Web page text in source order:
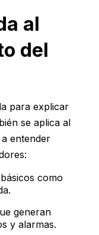
al
del
para explicar
se aplica al
entender
como
generan
y alarmas.